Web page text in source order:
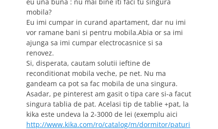
eu una buna : nu mai bine iti faci tu singura
mobila?
Eu imi cumpar in curand apartament, dar nu imi
vor ramane bani si pentru mobila.Abia or sa imi
ajunga sa imi cumpar electrocasnice si sa
renovez.
Si, disperata, cautam solutii ieftine de
reconditionat mobila veche, pe net. Nu ma
gandeam ca pot sa fac mobila de una singura.
Asadar, pe pinterest am gasit o tipa care si-a facut
singura tablia de pat. Acelasi tip de tablie +pat, la
kika este undeva la 2-3000 de lei (exemplu aici
http://www.kika.com/ro/catalog/m/dormitor/paturi